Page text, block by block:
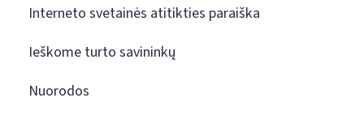
Interneto svetainės atitikties paraiška
Ieškome turto savininkų
Nuorodos